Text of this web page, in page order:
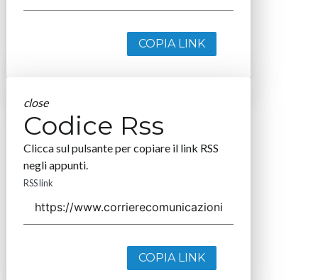
COPIA LINK
close
Codice Rss
Clicca sul pulsante per copiare il link RSS
negli appunti.
RSS link
COPIA LINK